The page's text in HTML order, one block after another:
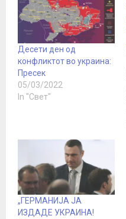
Десети ден од
конфликтот во украина:
Пресек
05/03/2022
In "Свет"
„ГЕРМАНИЈА ЈА
ИЗДАДЕ УКРАИНА!